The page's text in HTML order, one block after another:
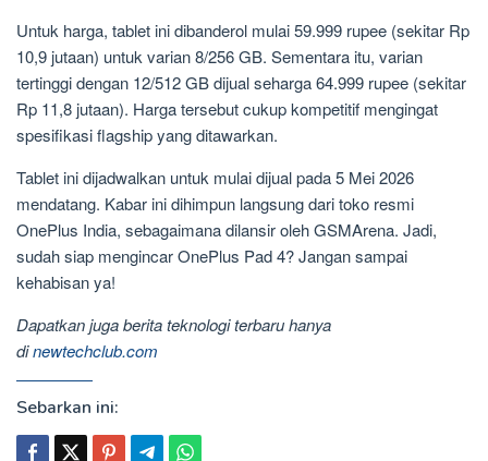
Untuk harga, tablet ini dibanderol mulai 59.999 rupee (sekitar Rp
10,9 jutaan) untuk varian 8/256 GB. Sementara itu, varian
tertinggi dengan 12/512 GB dijual seharga 64.999 rupee (sekitar
Rp 11,8 jutaan). Harga tersebut cukup kompetitif mengingat
spesifikasi flagship yang ditawarkan.
Tablet ini dijadwalkan untuk mulai dijual pada 5 Mei 2026
mendatang. Kabar ini dihimpun langsung dari toko resmi
OnePlus India, sebagaimana dilansir oleh GSMArena. Jadi,
sudah siap mengincar OnePlus Pad 4? Jangan sampai
kehabisan ya!
Dapatkan juga berita teknologi terbaru hanya
dinewtechclub.com
Sebarkan ini: